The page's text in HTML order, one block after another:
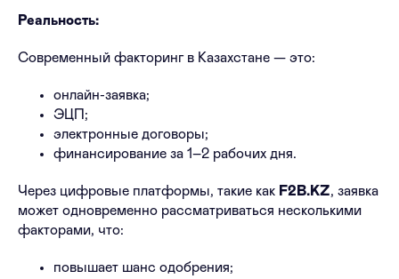
Реальность:
Современный факторинг в Казахстане — это:
онлайн-заявка;
ЭЦП;
электронные договоры;
финансирование за 1–2 рабочих дня.
Через цифровые платформы, такие как F2B.KZ, заявка
может одновременно рассматриваться несколькими
факторами, что:
повышает шанс одобрения;